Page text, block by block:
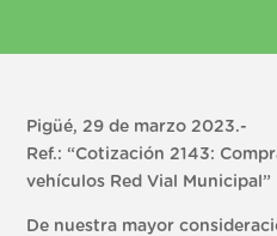
Pigüé, 29 de marzo 2023.-
Ref.: “Cotización 2143:
vehículos Red Vial Municipal”
De nuestra mayor